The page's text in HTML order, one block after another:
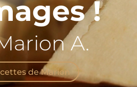
!
A.
de Marion